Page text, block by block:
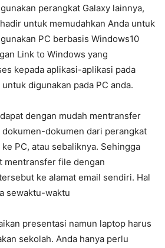
perangkat Galaxy lainnya,
untuk memudahkan Anda untuk
PC berbasis Windows10
Link to Windows yang
kepada aplikasi-aplikasi pada
digunakan pada PC anda.
dengan mudah mentransfer
dokumen dari perangkat
PC, atau sebaliknya. Sehingga
mentransfer file dengan
ke alamat email sendiri. Hal
sewaktu-waktu
presentasi namun laptop harus
sekolah. Anda hanya perlu